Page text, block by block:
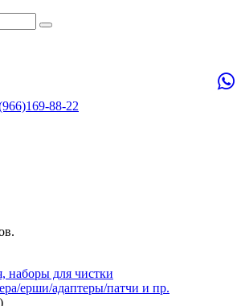
88-22
наборы для чистки
ерши/адаптеры/патчи и пр.